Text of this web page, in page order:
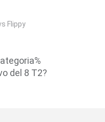
Flippy
del 8 T2?